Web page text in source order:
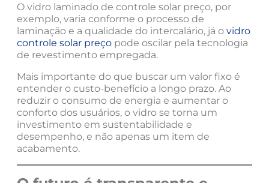
O vidro laminado de controle solar preço, por
exemplo, varia conforme o processo de
laminação e a qualidade do intercalário, já o vidro
controle solar preço pode oscilar pela tecnologia
de revestimento empregada.
Mais importante do que buscar um valor fixo é
entender o custo-benefício a longo prazo. Ao
reduzir o consumo de energia e aumentar o
conforto dos usuários, o vidro se torna um
investimento em sustentabilidade e
desempenho, e não apenas um item de
acabamento.